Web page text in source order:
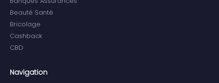
Beauté Santé
Bricolage
Cashback
CBD
Navigation